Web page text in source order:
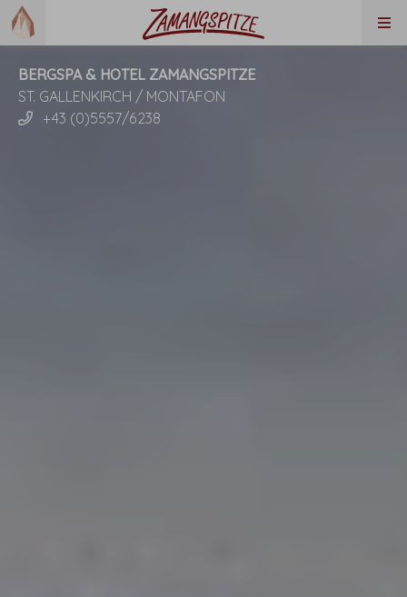
BERGSPA & HOTEL ZAMANGSPITZE
ST. GALLENKIRCH / MONTAFON
+43 (0)5557/6238